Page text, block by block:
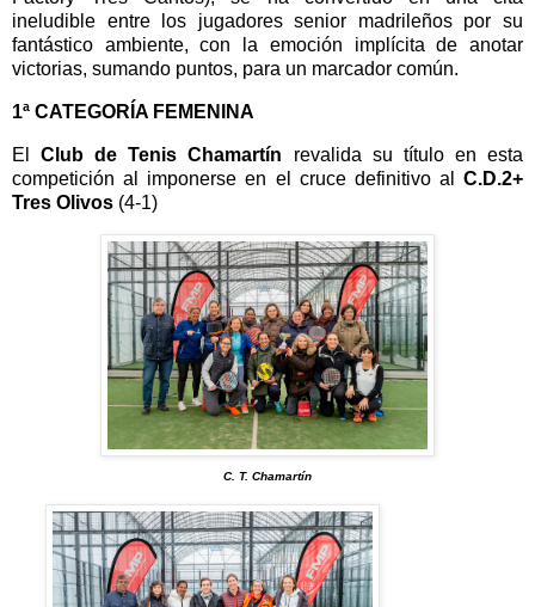
ineludible entre los jugadores senior madrileños por su
fantástico ambiente, con la emoción implícita de anotar
victorias, sumando puntos, para un marcador común.
1ª CATEGORÍA FEMENINA
ElClub de Tenis Chamartín revalida su título en esta
competición al imponerse en el cruce definitivo al C.D.2+
Tres Olivos (4-1)
C. T. Chamartín